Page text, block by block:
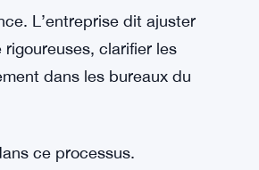
— pour
envisagée par